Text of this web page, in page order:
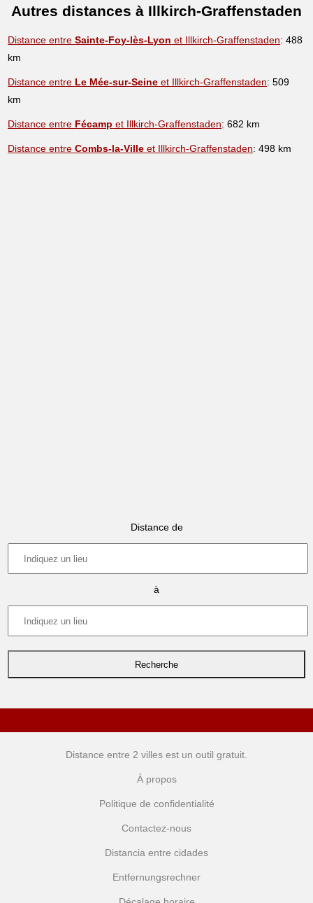
Autres distances à Illkirch-Graffenstaden
Distance entreSainte-Foy-lès-Lyon et Illkirch-Graffenstaden: 488
km
Distance entre Le Mée-sur-Seine et Illkirch-Graffenstaden: 509
km
Distance entre Fécamp et Illkirch-Graffenstaden: 682 km
Distance entreCombs-la-Ville et Illkirch-Graffenstaden: 498 km
Distance de
à
Distance entre 2 villes est un outil gratuit.
À propos
Politique de confidentialité
Contactez-nous
Distancia entre cidades
Entfernungsrechner